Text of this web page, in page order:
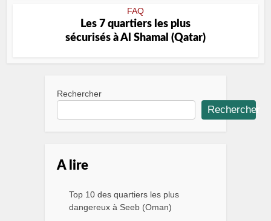
FAQ
Les 7 quartiers les plus
sécurisés à Al Shamal (Qatar)
Rechercher
Rechercher
A lire
Top 10 des quartiers les plus
dangereux à Seeb (Oman)